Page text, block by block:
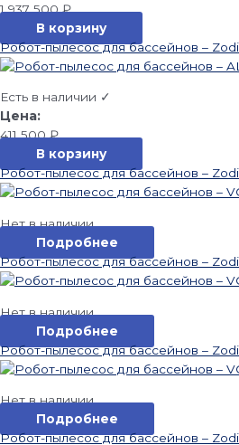
1 937 500₽
В корзину
Робот-пылесос для бассейнов –
Есть в наличии ✓
411 500₽
В корзину
Робот-пылесос для бассейнов –
Нет в наличии
Подробнее
Робот-пылесос для бассейнов –
Нет в наличии
Подробнее
Робот-пылесос для бассейнов –
Нет в наличии
Подробнее
Робот-пылесос для бассейнов –